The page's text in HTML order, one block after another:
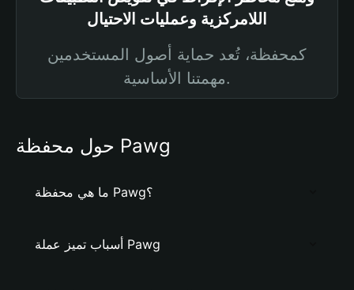
اللامركزية وعمليات الاحتيال
كمحفظة، تُعد حماية أصول المستخدمين
مهمتنا الأساسية.
حول محفظة Pawg
ما هي محفظة Pawg؟
أسباب تميز عملة Pawg